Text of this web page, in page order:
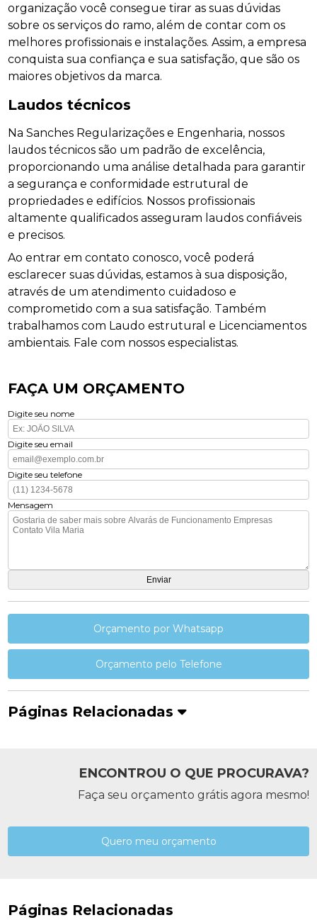
organização você consegue tirar as suas dúvidas
sobre os serviços do ramo, além de contar com os
melhores profissionais e instalações. Assim, a empresa
conquista sua confiança e sua satisfação, que são os
maiores objetivos da marca.
Laudos técnicos
Na Sanches Regularizações e Engenharia, nossos
laudos técnicos são um padrão de excelência,
proporcionando uma análise detalhada para garantir
a segurança e conformidade estrutural de
propriedades e edifícios. Nossos profissionais
altamente qualificados asseguram laudos confiáveis
e precisos.
Ao entrar em contato conosco, você poderá
esclarecer suas dúvidas, estamos à sua disposição,
através de um atendimento cuidadoso e
comprometido com a sua satisfação. Também
trabalhamos com Laudo estrutural e Licenciamentos
ambientais. Fale com nossos especialistas.
FAÇA UM ORÇAMENTO
Digite seu nome
Digite seu email
Digite seu telefone
Mensagem
Orçamento por Whatsapp
Orçamento pelo Telefone
Páginas Relacionadas
ENCONTROU O QUE PROCURAVA?
Faça seu orçamento grátis agora mesmo!
Quero meu orçamento
Páginas Relacionadas